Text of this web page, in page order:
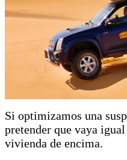
Si optimizamos una
pretender que vaya
vivienda de encima.